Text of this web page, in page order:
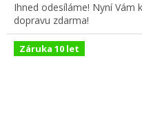
Ihned odesíláme! Nyní Vám
dopravu zdarma!
Záruka 10 let